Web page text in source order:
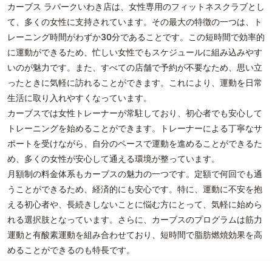
カーブス ラパークいわき店は、女性専用のフィットネスクラブとし
て、多くの女性に支持されています。その最大の特徴の一つは、ト
レーニング時間がわずか30分であることです。この短時間で効率的
に運動ができるため、忙しい女性でもスケジュールに組み込みやす
いのが魅力です。また、すべての店舗で予約が不要なため、思い立
ったときに気軽に訪れることができます。これにより、運動を日常
生活に取り入れやすくなっています。
カーブスでは女性トレーナーが常駐しており、初心者でも安心して
トレーニングを始めることができます。トレーナーによる丁寧なサ
ポートを受けながら、自分のペースで運動を進めることができるた
め、多くの女性が安心して通える環境が整っています。
月額制の料金体系もカーブスの魅力の一つです。定額で何回でも通
うことができるため、経済的にも安心です。特に、運動に不安を抱
える初心者や、長続きしないことに悩む方にとって、気軽に始めら
れる選択肢となっています。さらに、カーブスのプログラムは筋力
運動と有酸素運動を組み合わせており、短時間で脂肪燃焼効果を高
めることができるのも特長です。